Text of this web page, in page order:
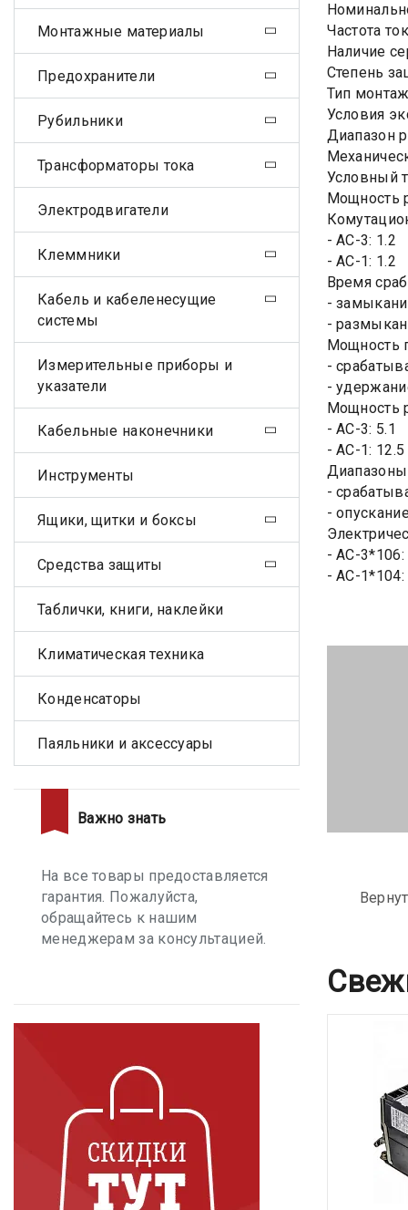
Частота
Наличие
Степень
Тип
Условия
Диапазон
Условный
Мощность
- АС-3: 1.2
- АС-1: 1.2
Время
-
-
Мощность
-
-
Мощность
- АС-3: 5.1
- АС-1: 12.5
-
-
- АС-3*106:
- АС-1*104:
Монтажные материалы
Предохранители
Рубильники
Трансформаторы тока
Электродвигатели
Клеммники
Кабель и кабеленесущие
системы
Измерительные приборы и
указатели
Кабельные наконечники
Инструменты
Ящики, щитки и боксы
Средства защиты
Таблички, книги, наклейки
Климатическая техника
Конденсаторы
Паяльники и аксессуары
Важно знать
На все товары предоставляется
гарантия. Пожалуйста,
обращайтесь к нашим
менеджерам за консультацией.